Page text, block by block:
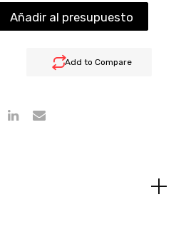
Add to Compare
Añadir al presupuesto